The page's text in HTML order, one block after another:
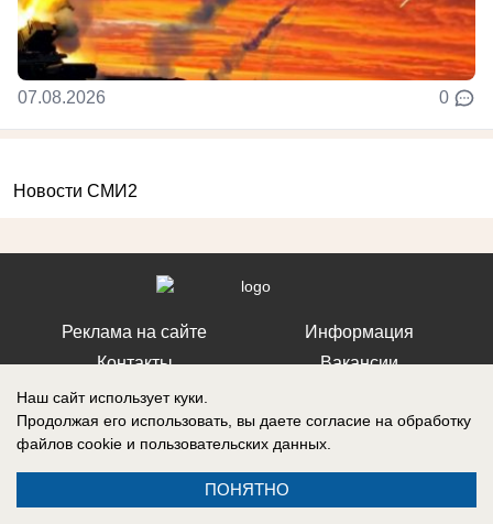
07.08.2026 0
Новости СМИ2
Реклама на сайте
Контакты
Информация
Вакансии
службой по надзору в сфере связи, информационных технологий и
Наш сайт использует куки.
Продолжая его использовать, вы даете согласие на обработку
файлов cookie и пользовательских данных.
ПОНЯТНО